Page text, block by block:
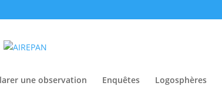
une observation Enquêtes Logosphères